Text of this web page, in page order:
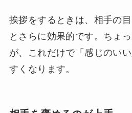
挨拶をするときは、相手の
とさらに効果的です。ちょ
が、これだけで「感じのい
すくなります。